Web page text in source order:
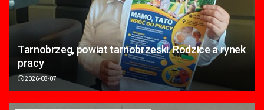
Tarnobrzeg, powiat tarnobrzeski. Rodzice a rynek
pracy
2026-08-07